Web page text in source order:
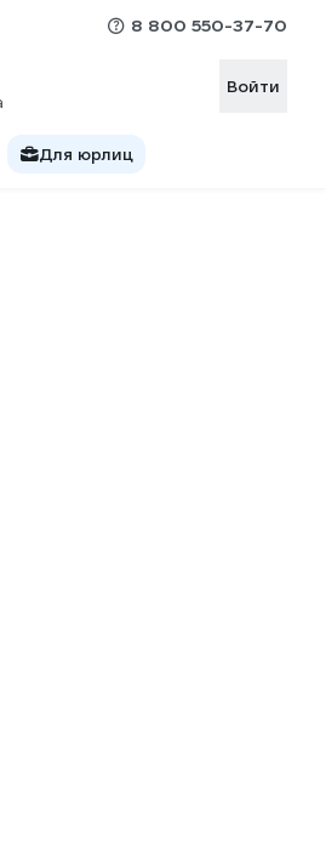
8 800 550-37-70
Войти
Для юрлиц